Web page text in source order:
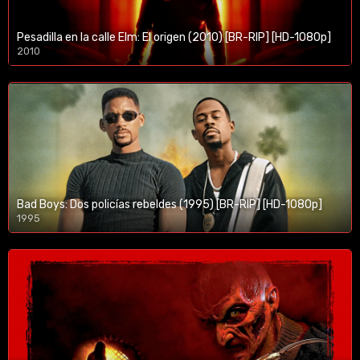
Pesadilla en la calle Elm: El origen (2010) [BR-RIP] [HD-1080p]
2010
1080p/720p
Bad Boys: Dos policías rebeldes (1995) [BR-RIP] [HD-1080p]
1995
1080p/720p